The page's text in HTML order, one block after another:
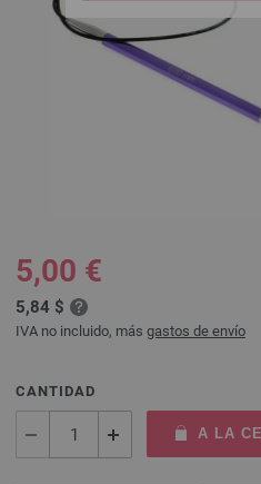
5,00 €
5,84 $
IVA no incluido, más gastos de envío
CANTIDAD
A LA